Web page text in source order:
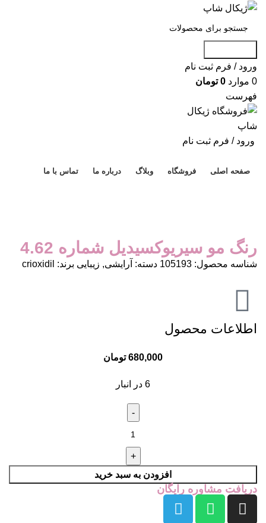
ورود / فرم ثبت نام
0 موارد 0 تومان
فهرست
ورود / فرم ثبت نام
صفحه اصلی فروشگاه وبلاگ درباره ما تماس با ما
رنگ مو سیریوکسیدیل شماره 4.62
شناسه محصول: 105193 دسته: آرایشی, زیبایی برند: crioxidil
اطلاعات محصول
680,000 تومان
6 در انبار
افزودن به سبد خرید
دریافت مشاوره رایگان